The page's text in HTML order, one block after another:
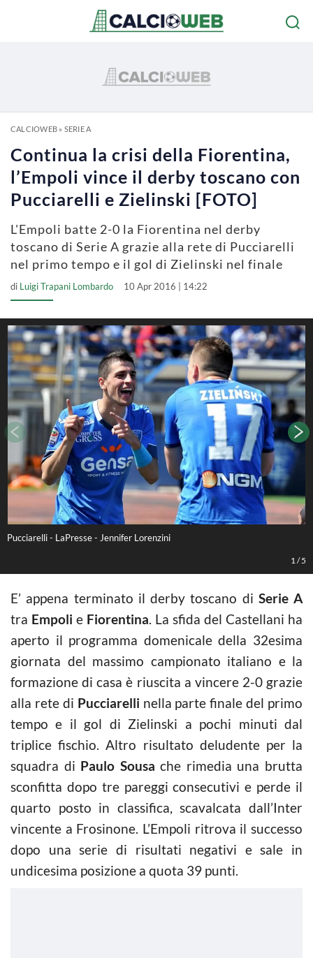
CALCIOWEB» SERIE A
Continua la crisi della Fiorentina,
l’Empoli vince il derby toscano con
Pucciarelli e Zielinski [FOTO]
L'Empoli batte 2-0 la Fiorentina nel derby
toscano di Serie A grazie alla rete di Pucciarelli
nel primo tempo e il gol di Zielinski nel finale
di Luigi Trapani Lombardo 10 Apr 2016 | 14:22
Pucciarelli - LaPresse - Jennifer Lorenzini
1 /5
E’ appena terminato il derby toscano di Serie A
tra Empoli e Fiorentina. La sfida del Castellani ha
aperto il programma domenicale della 32esima
giornata del massimo campionato italiano e la
formazione di casa è riuscita a vincere 2-0 grazie
alla rete di Pucciarelli nella parte finale del primo
tempo e il gol di Zielinski a pochi minuti dal
triplice fischio. Altro risultato deludente per la
squadra di Paulo Sousa che rimedia una brutta
sconfitta dopo tre pareggi consecutivi e perde il
quarto posto in classifica, scavalcata dall’Inter
vincente a Frosinone. L’Empoli ritrova il successo
dopo una serie di risultati negativi e sale in
undicesima posizione a quota 39 punti.